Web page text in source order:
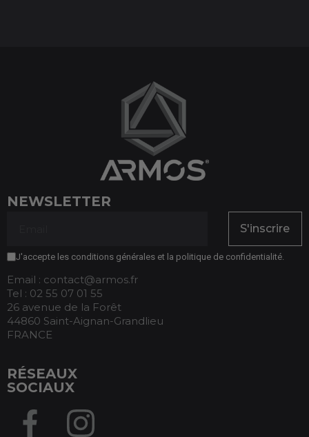
NEWSLETTER
S'inscrire
J'accepte les conditions générales et la politique de confidentialité.
Email : contact@armos.fr
Tel : 02 55 07 01 55
26 avenue de la Forêt
44860 Saint-Aignan-Grandlieu
FRANCE
RÉSEAUX
SOCIAUX